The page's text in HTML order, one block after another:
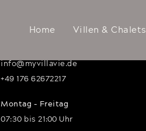
Home Villen & Chalets
Kontakt
info@myvillavie.de
+49 176 62672217
Montag - Freitag
07:30 bis 21:00 Uhr